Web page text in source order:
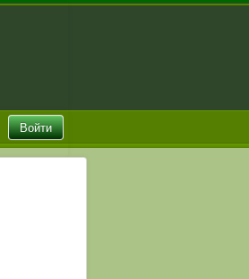
Войти